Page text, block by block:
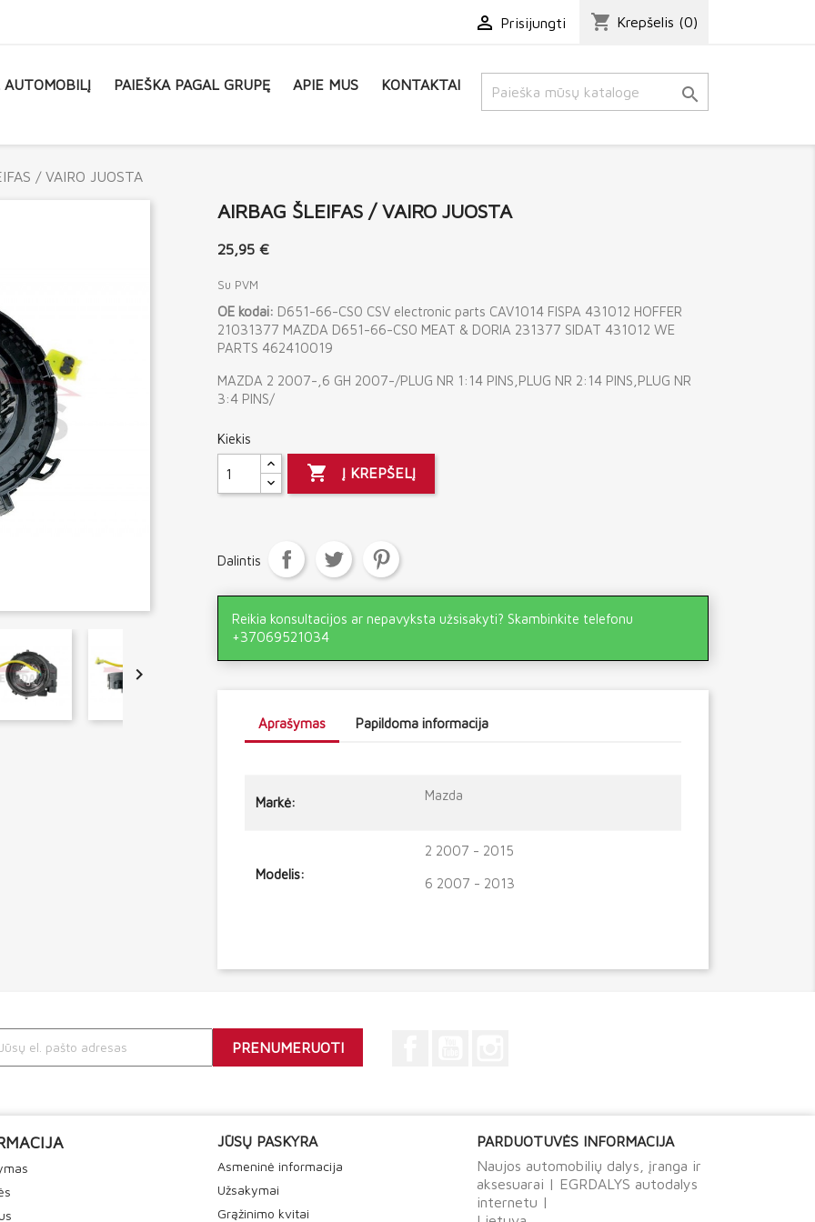
 Prisijungti shopping_cart Krepšelis (0)
AUTOMOBILĮ PAIEŠKA PAGAL GRUPĘ APIE MUS KONTAKTAI 
/ VAIRO JUOSTA

AIRBAG ŠLEIFAS / VAIRO JUOSTA
25,95 €
Su PVM
OE kodai: D651-66-CS0 CSV electronic parts CAV1014 FISPA 431012 HOFFER
21031377 MAZDA D651-66-CS0 MEAT & DORIA 231377 SIDAT 431012 WE
PARTS 462410019
MAZDA 2 2007-,6 GH 2007-/PLUG NR 1:14 PINS,PLUG NR 2:14 PINS,PLUG NR
3:4 PINS/
Kiekis
 Į KREPŠELĮ
Dalintis
Reikia konsultacijos ar nepavyksta užsisakyti? Skambinkite telefonu
+37069521034
Aprašymas Papildoma informacija
Markė: Mazda
Modelis:
2 2007 - 2015
6 2007 - 2013
JŪSŲ PASKYRA
Asmeninė informacija
Užsakymai
Grąžinimo kvitai
PARDUOTUVĖS INFORMACIJA
Naujos automobilių dalys, įranga ir
aksesuarai | EGRDALYS autodalys
internetu |